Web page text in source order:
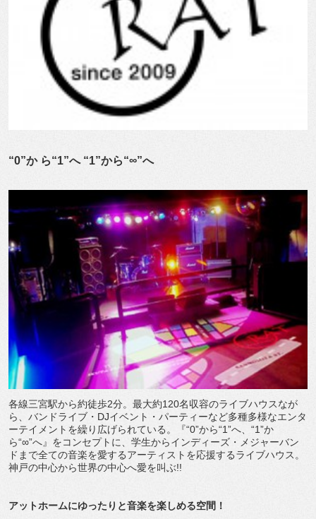
“0”か ら“1”へ “1”から“∞”へ
各線三宮駅から約徒歩2分。最大約120名収容のライブハウスなが
ら、バンドライブ・DJイベント・パーティーなど多種多様なエンタ
ーテイメントを繰り広げられている。『“0”から“1”へ、“1”か
ら“∞”へ』をコンセプトに、学生からインディーズ・メジャーバン
ドまで全ての音楽を愛するアーティストを応援するライブハウス。
神戸の中心から世界の中心へ愛を叫ぶ!!
アットホームにゆったりと音楽を楽しめる空間！